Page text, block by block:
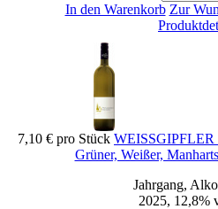
In den Warenkorb Zur
7,10 € pro Stück WEISSGIPFLER
Grüner, Weißer,
Jahrgang,
2025, 12,8%